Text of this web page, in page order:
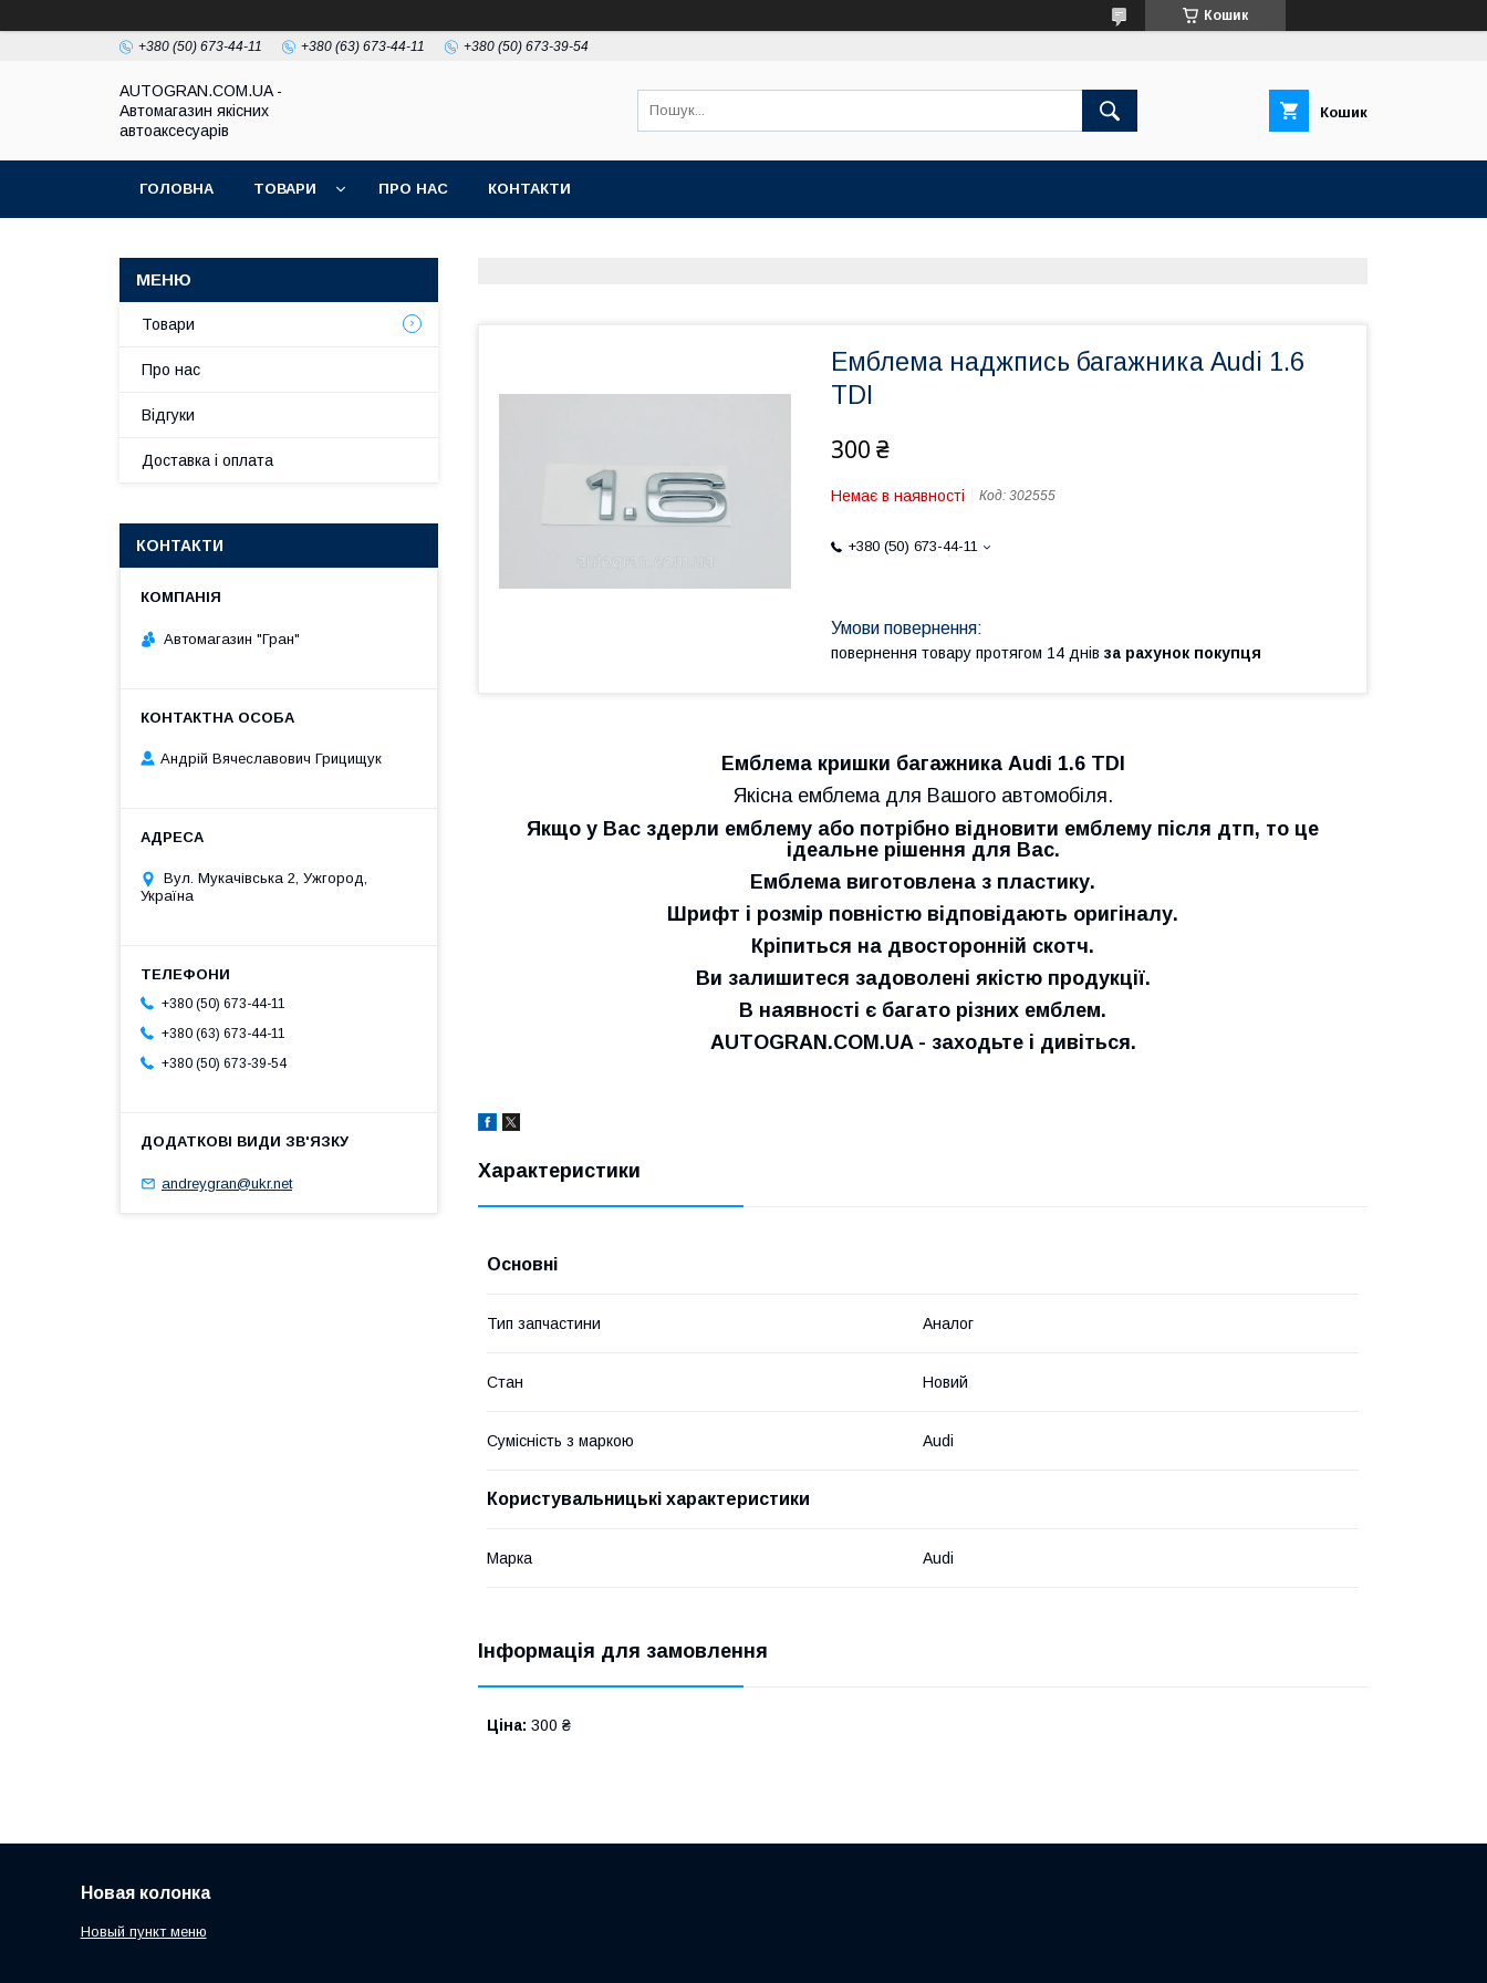
Кошик
+380 (50) 673-44-11 +380 (63) 673-44-11 +380 (50) 673-39-54
AUTOGRAN.COM.UA -
Автомагазин якісних
автоаксесуарів
Кошик
ГОЛОВНА ТОВАРИ ПРО НАС КОНТАКТИ
Емблема наджпись багажника Audi 1.6
TDI
300 ₴
Немає в наявності Код: 302555
+380 (50) 673-44-11
повернення товару протягом 14 днів за рахунок покупця
Емблема кришки багажника Audi 1.6 TDI
Якісна емблема для Вашого автомобіля.
Якщо у Вас здерли емблему або потрібно відновити емблему після дтп, то це
ідеальне рішення для Вас.
Емблема виготовлена з пластику.
Шрифт і розмір повністю відповідають оригіналу.
Кріпиться на двосторонній скотч.
Ви залишитеся задоволені якістю продукції.
В наявності є багато різних емблем.
AUTOGRAN.COM.UA - заходьте і дивіться.
Характеристики
Основні
Тип запчастини Аналог
Стан Новий
Сумісність з маркою Audi
Користувальницькі характеристики
Марка Audi
Інформація для замовлення
Ціна: 300 ₴
Товари
Про нас
Відгуки
Доставка і оплата
КОНТАКТИ
Автомагазин "Гран"
Андрій Вячеславович Грицищук
Вул. Мукачівська 2, Ужгород,
Україна
+380 (50) 673-44-11
+380 (63) 673-44-11
+380 (50) 673-39-54
andreygran@ukr.net
Новая колонка
Новый пункт меню